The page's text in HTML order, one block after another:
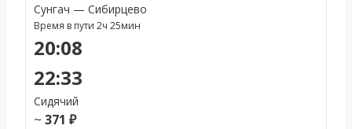
Сунгач — Сибирцево
Время в пути 2ч 25мин
20:08
22:33
Сидячий
~ 371 ₽